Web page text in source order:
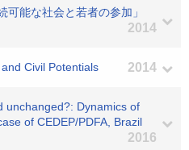
能な社会と若者の参加」
2014
Civil Potentials 2014
unchanged?: Dynamics of
of CEDEP/PDFA, Brazil
2016